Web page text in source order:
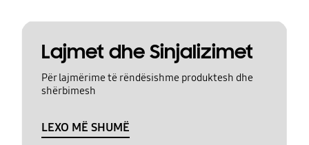
Lajmet dhe Sinjalizimet
Për lajmërime të rëndësishme produktesh dhe
shërbimesh
LEXO MË SHUMË